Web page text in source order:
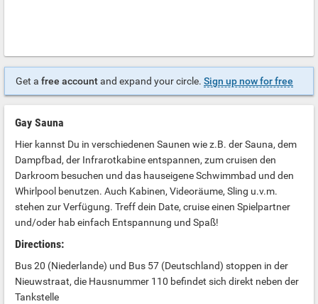
Get a free accountand expand your circle. Sign up now for free
Gay Sauna
Hier kannst Du in verschiedenen Saunen wie z.B. der Sauna, dem
Dampfbad, der Infrarotkabine entspannen, zum cruisen den
Darkroom besuchen und das hauseigene Schwimmbad und den
Whirlpool benutzen. Auch Kabinen, Videoräume, Sling u.v.m.
stehen zur Verfügung. Treff dein Date, cruise einen Spielpartner
und/oder hab einfach Entspannung und Spaß!
Directions:
Bus 20 (Niederlande) und Bus 57 (Deutschland) stoppen in der
Nieuwstraat, die Hausnummer 110 befindet sich direkt neben der
Tankstelle